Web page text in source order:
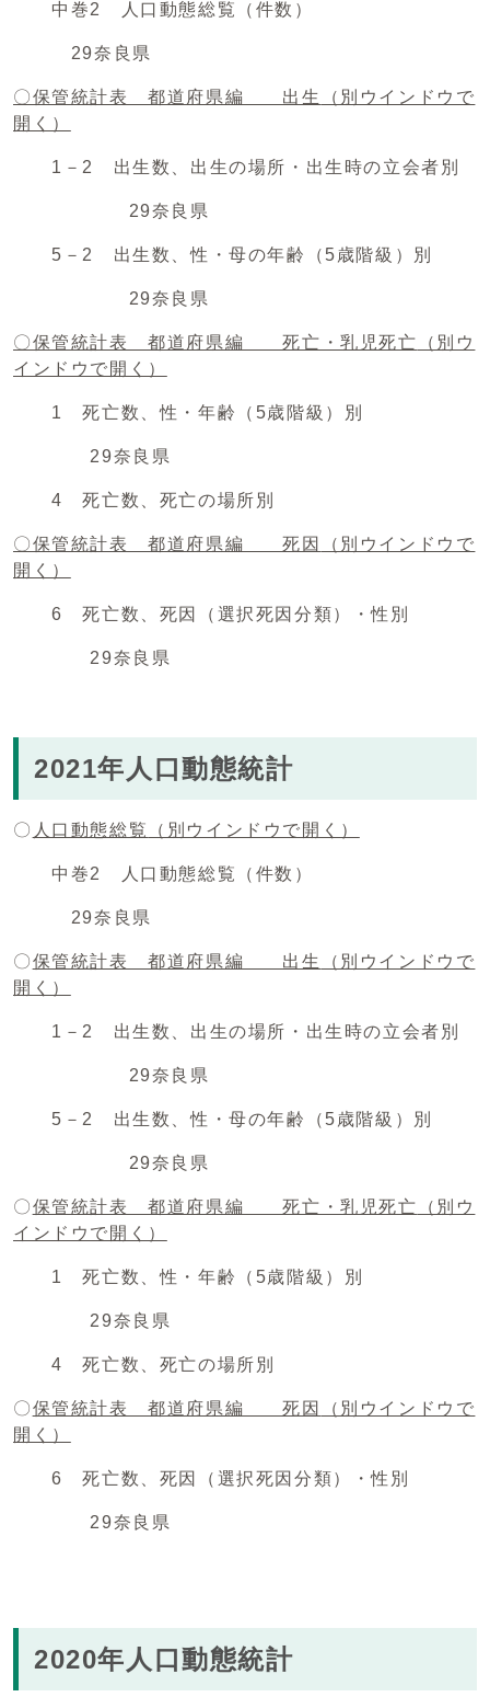
中巻2 人口動態総覧（件数）
29奈良県
〇保管統計表 都道府県編 出生
（別ウインドウで
開く）
1－2 出生数、出生の場所・出生時の立会者別
29奈良県
5－2 出生数、性・母の年齢（5歳階級）別
29奈良県
〇保管統計表 都道府県編 死亡・乳児死亡 （別ウ
インドウで開く）
1 死亡数、性・年齢（5歳階級）別
29奈良県
4 死亡数、死亡の場所別
〇保管統計表 都道府県編 死因
（別ウインドウで
開く）
6 死亡数、死因（選択死因分類）・性別
29奈良県
2021年人口動態統計
〇 人口動態総覧 （別ウインドウで開く）
中巻2 人口動態総覧（件数）
29奈良県
〇保管統計表 都道府県編 出生
（別ウインドウで
開く）
1－2 出生数、出生の場所・出生時の立会者別
29奈良県
5－2 出生数、性・母の年齢（5歳階級）別
29奈良県
〇保管統計表 都道府県編 死亡・乳児死亡 （別ウ
インドウで開く）
1 死亡数、性・年齢（5歳階級）別
29奈良県
4 死亡数、死亡の場所別
〇保管統計表 都道府県編 死因
（別ウインドウで
開く）
6 死亡数、死因（選択死因分類）・性別
29奈良県
2020年人口動態統計